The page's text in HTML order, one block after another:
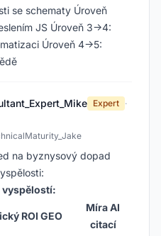
se schematy Úroveň
JS Úroveň 3→4:
Úroveň 4→5:
Expert ·
na byznysový dopad
vyspělostí:
ROI GEO
Míra AI
citací